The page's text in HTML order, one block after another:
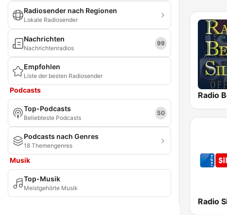
Radiosender nach Regionen
Lokale Radiosender
Nachrichten
Nachrichtenradios
99
Empfohlen
Liste der besten Radiosender
Podcasts
Top-Podcasts
Beliebteste Podcasts
50
Podcasts nach Genres
18 Themengenres
Musik
Top-Musik
Meistgehörte Musik
Radio